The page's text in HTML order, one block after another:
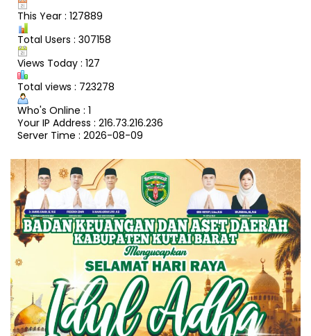
This Year : 127889
Total Users : 307158
Views Today : 127
Total views : 723278
Who's Online : 1
Your IP Address : 216.73.216.236
Server Time : 2026-08-09